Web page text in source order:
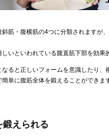
筋・腹横筋の4つに分類されますが
いといわれている腹直筋下部を効果
ると正しいフォームを意識したり
単に腹筋全体を鍛えることができま
えられる